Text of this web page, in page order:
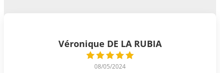
Véronique DE LA RUBIA
08/05/2024